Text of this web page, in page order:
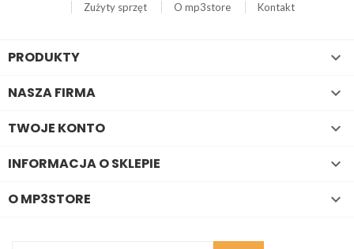
Zużyty sprzęt
O mp3store Kontakt
PRODUKTY 
NASZA FIRMA 
TWOJE KONTO 
INFORMACJA O SKLEPIE 
O MP3STORE 